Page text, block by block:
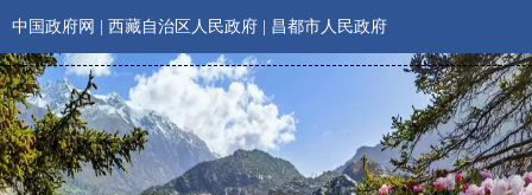
中国政府网 西藏自治区人民政府 昌都市人民政府